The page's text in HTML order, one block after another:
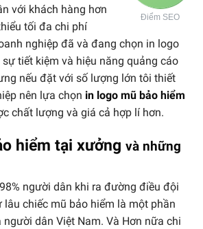
Điểm SEO
với khách hàng hơn
tối đa chi phí
nghiệp đã và đang chọn in logo
tiết kiệm và hiệu năng quảng cáo
nếu đặt với số lượng lớn tôi thiết
nên lựa chọn in logo mũ bảo hiểm
chất lượng và giá cả hợp lí hơn.
hiểm tại xưởng và những
người dân khi ra đường điều đội
chiếc mũ bảo hiểm là một phần
người dân Việt Nam. Và Hơn nữa chi